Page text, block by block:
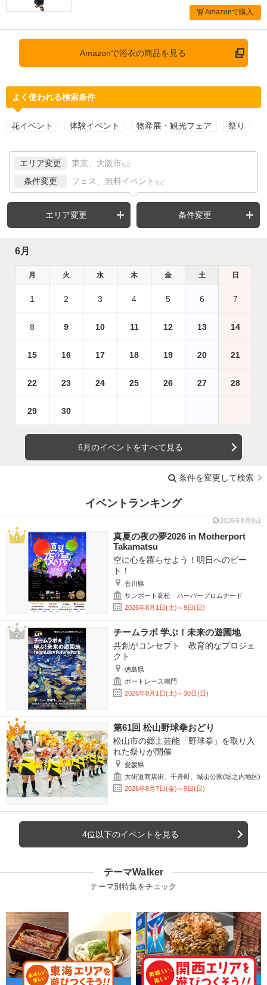
Amazonで購入
Amazonで浴衣の商品を見る
よく使われる検索条件
花イベント 体験イベント 物産展・観光フェア 祭り
エリア変更 東京、大阪市 など
条件変更 フェス、無料イベント など
エリア変更 条件変更
6月
月 火 水 木 金 土 日
1 2 3 4 5 6 7
8 9 10 11 12 13 14
15 16 17 18 19 20 21
22 23 24 25 26 27 28
29 30
6月のイベントをすべて見る
条件を変更して検索
イベントランキング
2026年8月9日
真夏の夜の夢2026 in Motherport
Takamatsu
空に心を躍らせよう！明日へのビー
ト！
香川県
サンポート高松 ハーバープロムナード
2026年8月1日(土)～9日(日)
チームラボ 学ぶ！未来の遊園地
共創がコンセプト 教育的なプロジェ
クト
徳島県
ボートレース鳴門
2026年8月1日(土)～30日(日)
第61回 松山野球拳おどり
松山市の郷土芸能「野球拳」を取り入
れた祭りが開催
愛媛県
大街道商店街、千舟町、城山公園(堀之内地区)
2026年8月7日(金)～9日(日)
4位以下のイベントを見る
テーマWalker
テーマ別特集をチェック